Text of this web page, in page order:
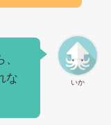
いか
な